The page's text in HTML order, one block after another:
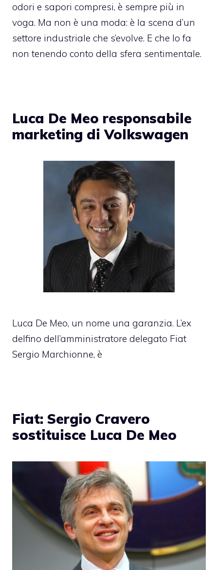
odori e sapori compresi, è sempre più in
voga. Ma non è una moda: è la scena d’un
settore industriale che s’evolve. E che lo fa
non tenendo conto della sfera sentimentale.
Luca De Meo responsabile
marketing di Volkswagen
Luca De Meo, un nome una garanzia. L’ex
delfino dell’amministratore delegato Fiat
Sergio Marchionne, è
Fiat: Sergio Cravero
sostituisce Luca De Meo